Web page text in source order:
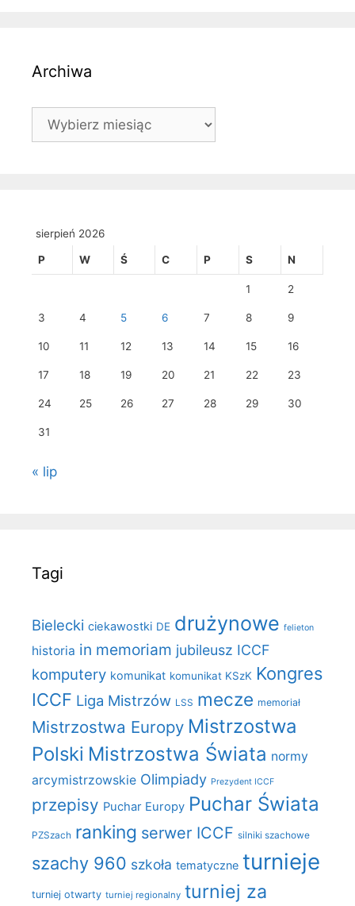
Archiwa
Archiwa
sierpień 2026
P W Ś C P S N
1 2
3 4 5 6 7 8 9
10 11 12 13 14 15 16
17 18 19 20 21 22 23
24 25 26 27 28 29 30
31
« lip
Tagi
Bielecki ciekawostki DE drużynowe felieton
historia in memoriam jubileusz ICCF
komputery komunikat komunikat KSzK Kongres
ICCF Liga Mistrzów LSS mecze memoriał
Mistrzostwa Europy Mistrzostwa
Polski Mistrzostwa Świata normy
arcymistrzowskie Olimpiady Prezydent ICCF
przepisy Puchar Europy Puchar Świata
PZSzach ranking serwer ICCF silniki szachowe
szachy 960 szkoła tematyczne turnieje
turniej otwarty turniej regionalny turniej za